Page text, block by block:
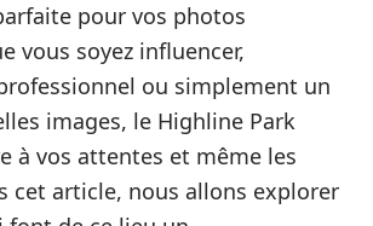
pour vos photos
vous soyez influencer,
ou simplement un
images, le Highline Park
à vos attentes et même les
cet article, nous allons explorer